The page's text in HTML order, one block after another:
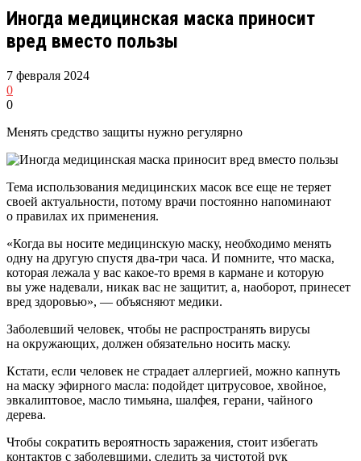
Иногда медицинская маска приносит
вред вместо пользы
7 февраля 2024
0
0
Менять средство защиты нужно регулярно
Тема использования медицинских масок все еще не теряет
своей актуальности, потому врачи постоянно напоминают
о правилах их применения.
«Когда вы носите медицинскую маску, необходимо менять
одну на другую спустя два-три часа. И помните, что маска,
которая лежала у вас какое-то время в кармане и которую
вы уже надевали, никак вас не защитит, а, наоборот, принесет
вред здоровью», — объясняют медики.
Заболевший человек, чтобы не распространять вирусы
на окружающих, должен обязательно носить маску.
Кстати, если человек не страдает аллергией, можно капнуть
на маску эфирного масла: подойдет цитрусовое, хвойное,
эвкалиптовое, масло тимьяна, шалфея, герани, чайного
дерева.
Чтобы сократить вероятность заражения, стоит избегать
контактов с заболевшими, следить за чистотой рук